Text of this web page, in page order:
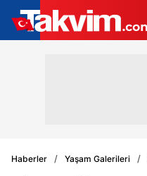
Haberler Yaşam Galerileri